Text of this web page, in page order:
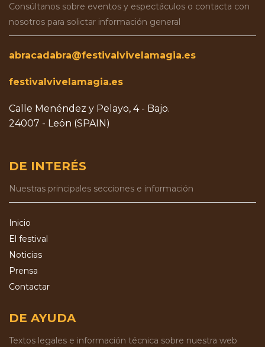
Consúltanos sobre eventos y espectáculos o contacta con
nosotros para solictar información general
abracadabra@festivalvivelamagia.es
festivalvivelamagia.es
Calle Menéndez y Pelayo, 4 - Bajo.
24007 - León (SPAIN)
DE INTERÉS
Nuestras principales secciones e información
Inicio
El festival
Noticias
Prensa
Contactar
DE AYUDA
Textos legales e información técnica sobre nuestra web